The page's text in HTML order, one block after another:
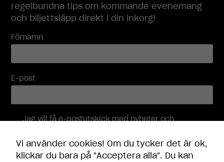
regelbundna tips om kommande evenemang
och biljettsläpp direkt i din inkorg!
Förnamn
E-post
Jag vill få e-postutskick med nyheter och
personuppgifter behandlas i enlighet med
integritetspolicyn.
Vi använder cookies! Om du tycker det är ok,
klickar du bara på "Acceptera alla". Du kan
Upplevelse
För att vår
funktionalitet
från
hemsidan.